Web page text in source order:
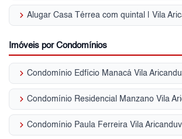
keyboard_arrow_right Alugar Casa Térrea com quintal | Vila
Imóveis por Condomínios
keyboard_arrow_right Condomínio Edfício Manacá Vila
keyboard_arrow_right Condomínio Residencial Manzano Vila
keyboard_arrow_right Condomínio Paula Ferreira Vila